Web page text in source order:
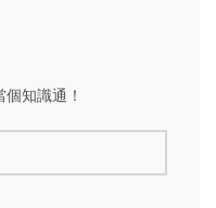
知識通！